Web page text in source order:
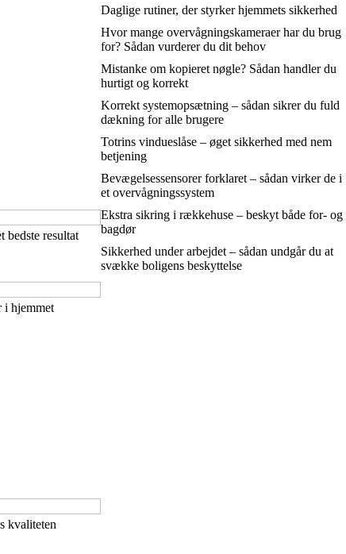
bedste resultat
i hjemmet
kvaliteten
Daglige rutiner, der styrker hjemmets sikkerhed
Hvor mange overvågningskameraer har du brug
for? Sådan vurderer du dit behov
Mistanke om kopieret nøgle? Sådan handler du
hurtigt og korrekt
Korrekt systemopsætning – sådan sikrer du fuld
dækning for alle brugere
Totrins vindueslåse – øget sikkerhed med nem
betjening
Bevægelsessensorer forklaret – sådan virker de i
et overvågningssystem
Ekstra sikring i rækkehuse – beskyt både for- og
bagdør
Sikkerhed under arbejdet – sådan undgår du at
svække boligens beskyttelse